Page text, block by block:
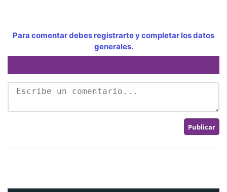
Para comentar debes registrarte y completar los datos
generales.